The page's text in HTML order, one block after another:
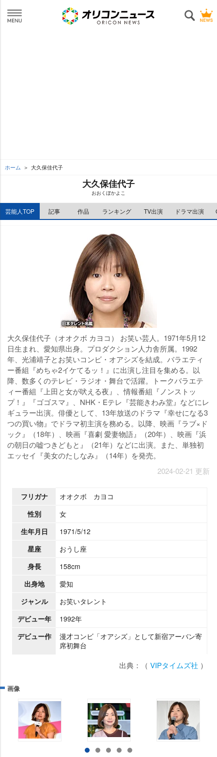
ホーム 大久保佳代子
大久保佳代子
おおくぼかよこ
芸能人TOP 記事 作品 ランキング TV出演 ドラマ出演
大久保佳代子（オオクボ カヨコ） お笑い芸人。1971年5月12
日生まれ、愛知県出身。プロダクション人力舎所属。1992
年、光浦靖子とお笑いコンビ・オアシズを結成。バラエティ
ー番組『めちゃ2イケてるッ！』に出演し注目を集める。以
降、数多くのテレビ・ラジオ・舞台で活躍。トークバラエテ
ィー番組『上田と女が吠える夜』、情報番組『ノンストッ
プ！』『ゴゴスマ』、NHK・Eテレ『芸能きわみ堂』などにレ
ギュラー出演。俳優として、13年放送のドラマ『幸せになる3
つの買い物』でドラマ初主演を務める。以降、映画『ラブ×ド
ック』（18年）、映画『喜劇 愛妻物語』（20年）、映画『浜
の朝日の嘘つきどもと』（21年）などに出演。また、単独初
エッセイ『美女のたしなみ』（14年）を発売。
2024-02-21 更新
フリガナ
オオクボ カヨコ
性別
女
生年月日
1971/5/12
星座
おうし座
身長
158cm
出身地
愛知
ジャンル
お笑いタレント
デビュー年
1992年
デビュー作
漫才コンビ「オアシズ」として新宿アーバン寄
席初舞台
出典：（ VIPタイムズ社 ）
画像